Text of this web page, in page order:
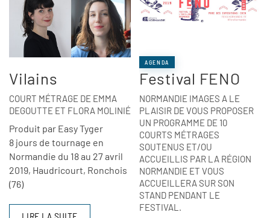
Vilains
COURT MÉTRAGE DE EMMA
DEGOUTTE ET FLORA MOLINIÉ
Produit par Easy Tyger
8 jours de tournage en
Normandie du 18 au 27 avril
2019, Haudricourt, Ronchois
(76)
AGENDA
Festival FENO
NORMANDIE IMAGES A LE
PLAISIR DE VOUS PROPOSER
UN PROGRAMME DE 10
COURTS MÉTRAGES
SOUTENUS ET/OU
ACCUEILLIS PAR LA RÉGION
NORMANDIE ET VOUS
ACCUEILLERA SUR SON
STAND PENDANT LE
FESTIVAL.